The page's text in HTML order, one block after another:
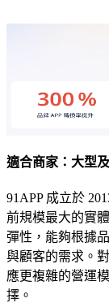
適合商家：大型
91APP 成立於
前規模最大的實
彈性，能夠根據
與顧客的需求。
應更複雜的營運
擇。